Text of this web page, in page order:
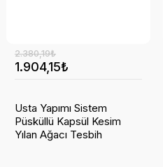
1.904,15₺
2.380,19₺
Usta Yapımı Sistem
Püsküllü Kapsül Kesim
Yılan Ağacı Tesbih